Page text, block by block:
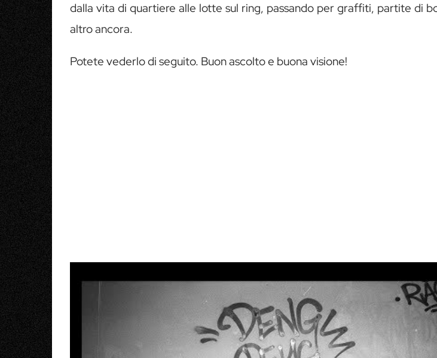
dalla vita di quartiere alle lotte sul ring, passando per graffiti, partite di
altro ancora.
Potete vederlo di seguito. Buon ascolto e buona visione!